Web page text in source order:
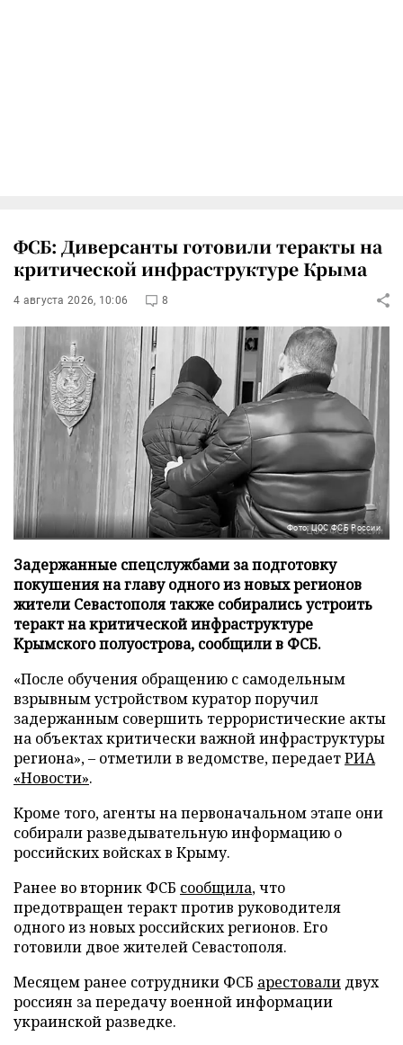
ФСБ: Диверсанты готовили теракты на
критической инфраструктуре Крыма
4 августа 2026, 10:06 8
Фото: ЦОС ФСБ России
Задержанные спецслужбами за подготовку
покушения на главу одного из новых регионов
жители Севастополя также собирались устроить
теракт на критической инфраструктуре
Крымского полуострова, сообщили в ФСБ.
«После обучения обращению с самодельным
взрывным устройством куратор поручил
задержанным совершить террористические акты
на объектах критически важной инфраструктуры
региона», – отметили в ведомстве, передаетРИА
«Новости».
Кроме того, агенты на первоначальном этапе они
собирали разведывательную информацию о
российских войсках в Крыму.
Ранее во вторник ФСБ сообщила, что
предотвращен теракт против руководителя
одного из новых российских регионов. Его
готовили двое жителей Севастополя.
Месяцем ранее сотрудники ФСБ арестовали двух
россиян за передачу военной информации
украинской разведке.